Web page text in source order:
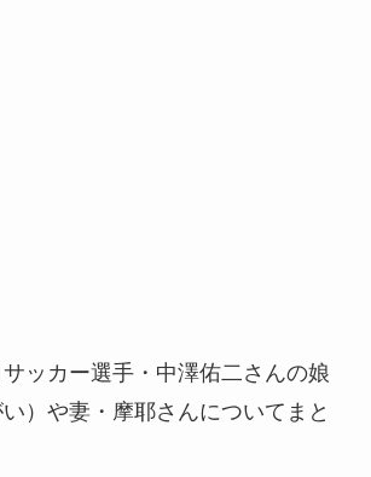
ッカー選手・中澤佑二さんの娘
い）や妻・摩耶さんについてまと